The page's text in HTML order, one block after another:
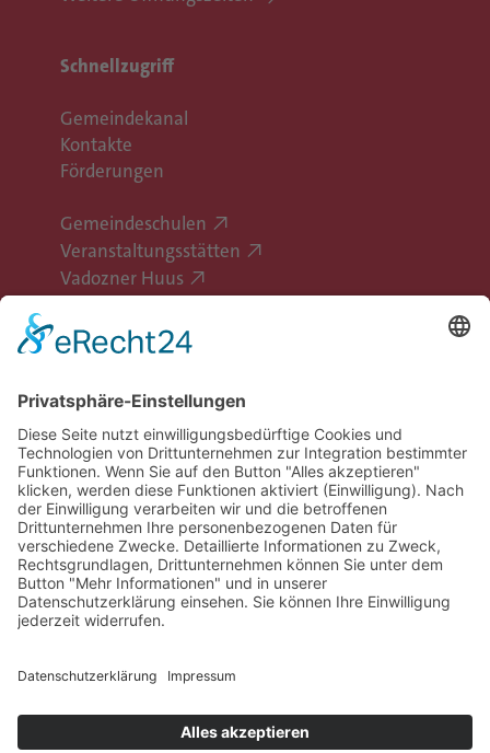
Schnellzugriff
Gemeindekanal
Kontakte
Förderungen
Gemeindeschulen
Veranstaltungsstätten
Vadozner Huus